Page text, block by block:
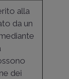
alla
da un
dei